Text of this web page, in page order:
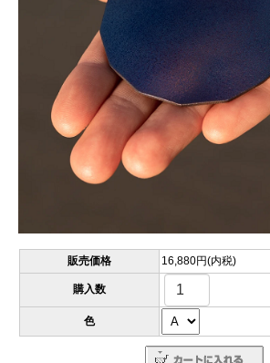
販売価格 16,880円(内税)
購入数
色